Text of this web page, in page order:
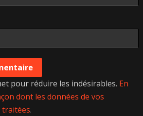
pour réduire les indésirables. En
dont les données de vos
.